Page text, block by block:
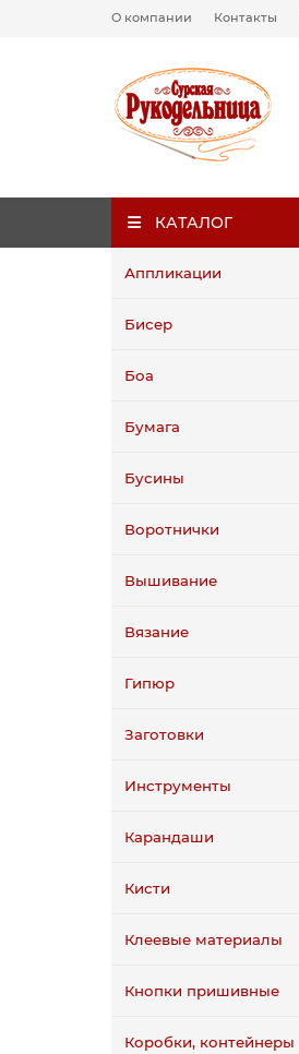
О компании Контакты
КАТАЛОГ
Аппликации
Бисер
Боа
Бумага
Бусины
Воротнички
Вышивание
Вязание
Гипюр
Заготовки
Инструменты
Карандаши
Кисти
Клеевые материалы
Кнопки пришивные
Коробки, контейнеры